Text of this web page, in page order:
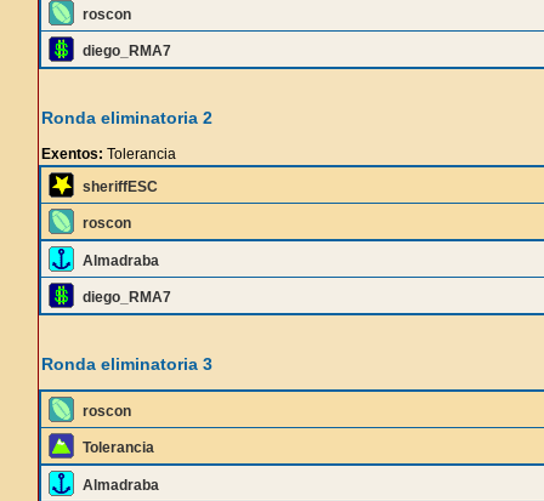
roscon
diego_RMA7
Ronda eliminatoria 2
Exentos: Tolerancia
sheriffESC
roscon
Almadraba
diego_RMA7
Ronda eliminatoria 3
roscon
Tolerancia
Almadraba